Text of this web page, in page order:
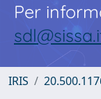
Per
IRIS